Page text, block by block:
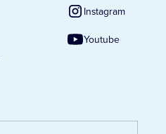
Instagram
Youtube